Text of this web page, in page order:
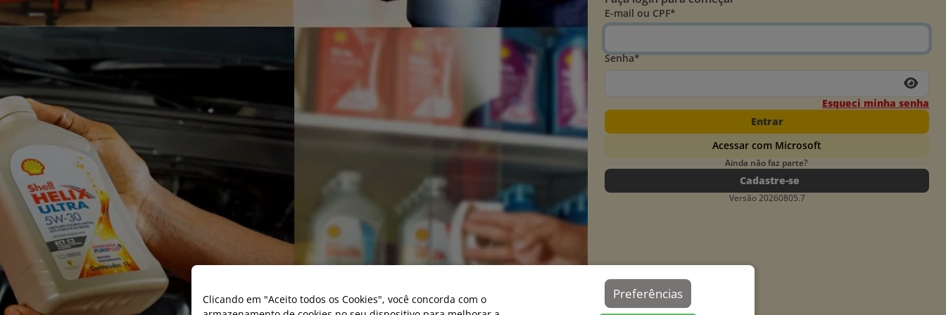
Clicando em "Aceito todos os Cookies", você concorda com o
Preferências
E-mail ou CPF*
Senha*
Esqueci minha senha
Entrar
Acessar com Microsoft
Ainda não faz parte?
Cadastre-se
Versão 20260805.7